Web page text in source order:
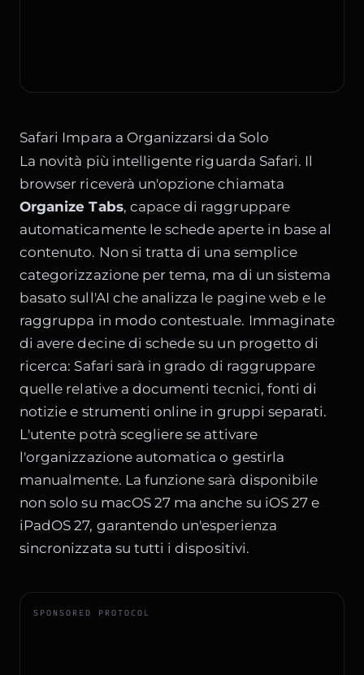
Safari Impara a Organizzarsi da Solo
La novità più intelligente riguarda Safari. Il
browser riceverà un'opzione chiamata
Organize Tabs, capace di raggruppare
automaticamente le schede aperte in base al
contenuto. Non si tratta di una semplice
categorizzazione per tema, ma di un sistema
basato sull'AI che analizza le pagine web e le
raggruppa in modo contestuale. Immaginate
di avere decine di schede su un progetto di
ricerca: Safari sarà in grado di raggruppare
quelle relative a documenti tecnici, fonti di
notizie e strumenti online in gruppi separati.
L'utente potrà scegliere se attivare
l'organizzazione automatica o gestirla
manualmente. La funzione sarà disponibile
non solo su macOS 27 ma anche su iOS 27 e
iPadOS 27, garantendo un'esperienza
sincronizzata su tutti i dispositivi.
SPONSORED PROTOCOL